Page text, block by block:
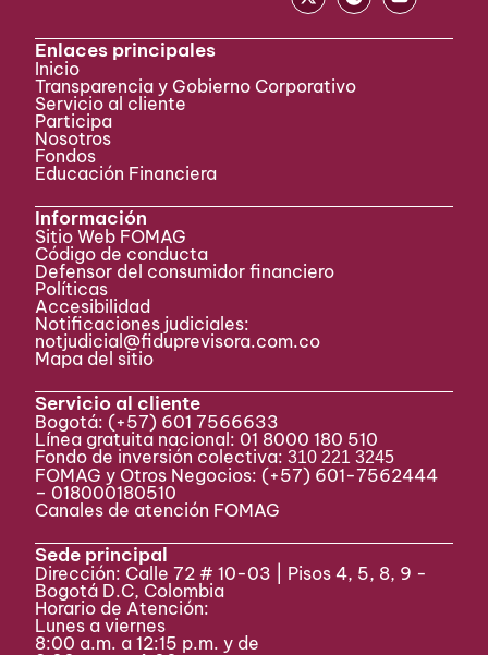
Enlaces principales
Inicio
Transparencia y Gobierno Corporativo
Servicio al cliente
Participa ​
Nosotros
Fondos
Educación Financiera
Información
Sitio Web FOMAG
Código de conducta
Defensor del consumidor financiero
Políticas
Accesibilidad
Notificaciones judiciales:
notjudicial@fiduprevisora.com.co
Mapa del sitio
Servicio al cliente
Bogotá: (+57) 601 7566633
Línea gratuita nacional: 01 8000 180 510
Fondo de inversión colectiva:310 221 3245
FOMAG y Otros Negocios: (+57) 601-7562444
– 018000180510
Canales de atención FOMAG
Sede principal
Dirección: Calle 72 # 10-03 | Pisos 4, 5, 8, 9 -
Bogotá D.C, Colombia
Horario de Atención:
Lunes a viernes
8:00 a.m. a 12:15 p.m. y de